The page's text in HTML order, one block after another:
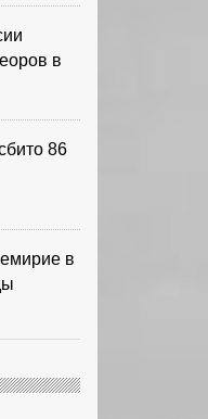
в
86
в